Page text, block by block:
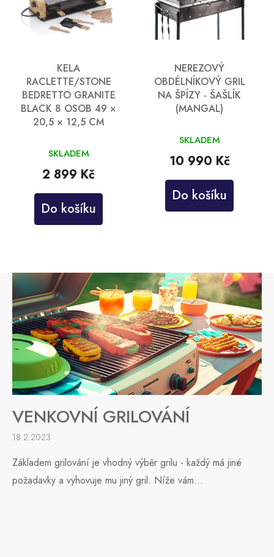
KELA
RACLETTE/STONE
BEDRETTO GRANITE
BLACK 8 OSOB 49 ×
20,5 × 12,5 CM
SKLADEM
2 899 Kč
Do košíku
NEREZOVÝ
OBDÉLNÍKOVÝ GRIL
NA ŠPÍZY - ŠAŠLÍK
(MANGAL)
SKLADEM
10 990 Kč
Do košíku
VENKOVNÍ GRILOVÁNÍ
18.2.2023
Základem grilování je vhodný výběr grilu - každý má jiné
požadavky a vyhovuje mu jiný gril. Níže vám...